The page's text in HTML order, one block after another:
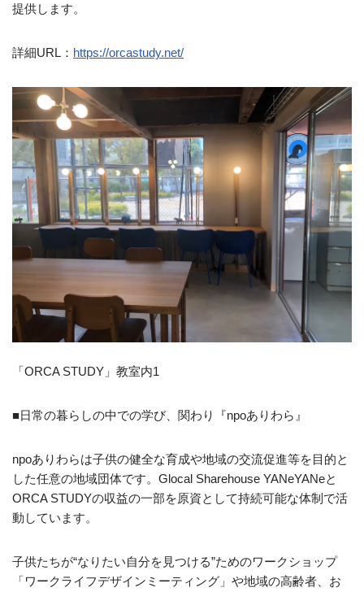
提供します。
詳細URL： https://orcastudy.net/
「ORCA STUDY」教室内1
■日常の暮らしの中での学び、関わり『npoありわら』
npoありわらは子供の健全な育成や地域の交流促進等を目的と
した任意の地域団体です。Glocal Sharehouse YANeYANeと
ORCA STUDYの収益の一部を原資として持続可能な体制で活
動しています。
子供たちが“なりたい自分を見つける”ためのワークショップ
「ワークライフデザインミーティング」や地域の高齢者、お